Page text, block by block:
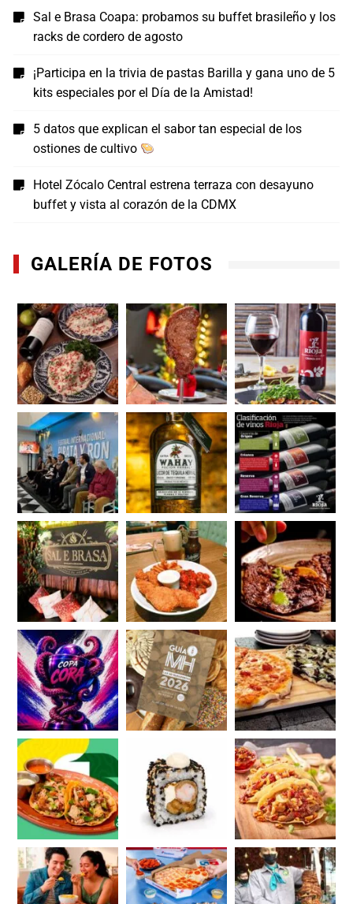
Sal e Brasa Coapa: probamos su buffet brasileño y los
racks de cordero de agosto
¡Participa en la trivia de pastas Barilla y gana uno de 5
kits especiales por el Día de la Amistad!
5 datos que explican el sabor tan especial de los
ostiones de cultivo
Hotel Zócalo Central estrena terraza con desayuno
buffet y vista al corazón de la CDMX
GALERÍA DE FOTOS